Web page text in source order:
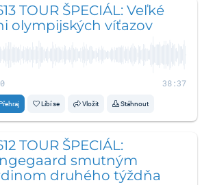
TOUR ŠPECIÁL: Veľké
olympijských víťazov
38:37
Líbí se Vložit Stáhnout
TOUR ŠPECIÁL:
smutným
druhého týždňa